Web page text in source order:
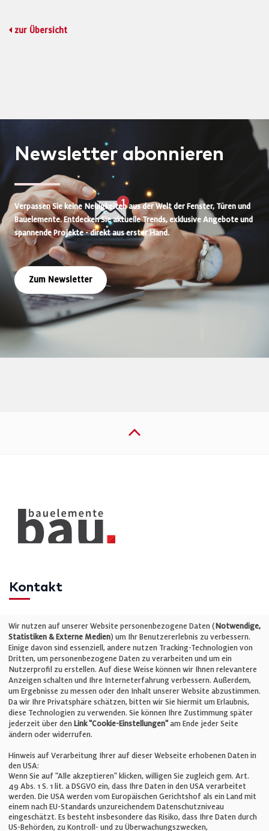
zur Übersicht
Newsletter abonnieren
Verpassen Sie keine Neuigkeiten aus der Welt der Fenster, Türen und
Bauelemente. Entdecken Sie aktuelle Trends, exklusive Angebote und
spannende Projekte - direkt aus erster Hand.
Zum Newsletter
Kontakt
Telefon: +49 (0)711 2585563-0
E-Mail:info@bauelemente-bau.eu
Unternehmen
Impressum
Cookie-Einstellungen
AGB
Wir nutzen auf unserer Website personenbezogene Daten (Notwendige,
Statistiken & Externe Medien) um Ihr Benutzererlebnis zu verbessern.
Einige davon sind essenziell, andere nutzen Tracking-Technologien von
Dritten, um personenbezogene Daten zu verarbeiten und um ein
Nutzerprofil zu erstellen. Auf diese Weise können wir Ihnen relevantere
Anzeigen schalten und Ihre Interneterfahrung verbessern. Außerdem,
um Ergebnisse zu messen oder den Inhalt unserer Website abzustimmen.
Da wir Ihre Privatsphäre schätzen, bitten wir Sie hiermit um Erlaubnis,
diese Technologien zu verwenden. Sie können Ihre Zustimmung später
jederzeit über den Link "Cookie-Einstellungen" am Ende jeder Seite
ändern oder widerrufen.
Hinweis auf Verarbeitung Ihrer auf dieser Webseite erhobenen Daten in
den USA:
Wenn Sie auf "Alle akzeptieren" klicken, willigen Sie zugleich gem. Art.
49 Abs. 1 S. 1 lit. a DSGVO ein, dass Ihre Daten in den USA verarbeitet
werden. Die USA werden vom Europäischen Gerichtshof als ein Land mit
einem nach EU-Standards unzureichendem Datenschutzniveau
eingeschätzt. Es besteht insbesondere das Risiko, dass Ihre Daten durch
US-Behörden, zu Kontroll- und zu Überwachungszwecken,